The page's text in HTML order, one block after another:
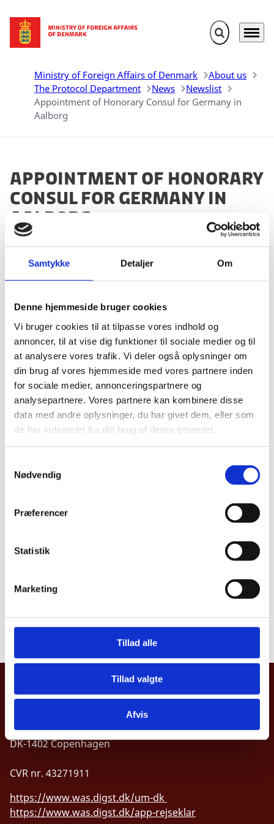
Samtykke Detaljer Om
Denne hjemmeside bruger cookies
Vi bruger cookies til at tilpasse vores indhold og
annoncer, til at vise dig funktioner til sociale medier og til
at analysere vores trafik. Vi deler også oplysninger om
din brug af vores hjemmeside med vores partnere inden
for sociale medier, annonceringspartnere og
analysepartnere. Vores partnere kan kombinere disse
data med andre oplysninger, du har givet dem, eller som
de har indsamlet fra din brug af deres tjenester.
Nødvendig
Præferencer
Statistik
Marketing
Tillad alle
Tillad valgte
Afvis
Go to frontpage Expand search
Menu
Ministry of Foreign Affairs of Denmark
About us
The Protocol Department
News
Newslist
Appointment of Honorary Consul for Germany in
Aalborg
Appointment of Honorary
Consul for Germany in
Aalborg
20.12.2024
Share on Facebook
Share on X (Twitter)
Share on LinkedIn
The Ministry of Foreign Affairs announces that Mr
Rasmus Haugaard by Royal Decree of 19thNovember
2024 was appointed Honorary Consul for Germany in
Aalborg with jurisdiction of the Northern Denmark
Region; the municipalities of Aalborg, Rebild,
Frederikshavn, Læsø, Hjørring, Jammerbugt, Thisted
Phone: +45 98 77 50 30
Opening hours: 08:00-16:00 (Mon-Fri)
MINISTRY OF FOREIGN AFFAIRS OF
Asiatisk Plads 2
DK-1402 Copenhagen
CVR nr. 43271911
https://www.was.digst.dk/um-dk
https://www.was.digst.dk/app-rejseklar